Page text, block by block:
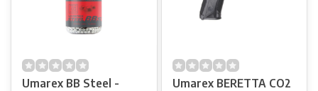
Umarex BB Steel -
Umarex BERETTA CO2